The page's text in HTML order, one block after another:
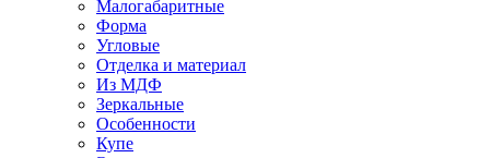
Малогабаритные
Форма
Угловые
Отделка и материал
Из МДФ
Зеркальные
Особенности
Купе